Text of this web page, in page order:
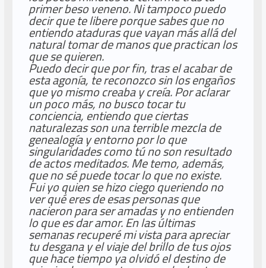
primer beso veneno. Ni tampoco puedo
decir que te libere porque sabes que no
entiendo ataduras que vayan más allá del
natural tomar de manos que practican los
que se quieren.
Puedo decir que por fin, tras el acabar de
esta agonía, te reconozco sin los engaños
que yo mismo creaba y creía. Por aclarar
un poco más, no busco tocar tu
conciencia, entiendo que ciertas
naturalezas son una terrible mezcla de
genealogía y entorno por lo que
singularidades como tú no son resultado
de actos meditados. Me temo, además,
que no sé puede tocar lo que no existe.
Fui yo quien se hizo ciego queriendo no
ver qué eres de esas personas que
nacieron para ser amadas y no entienden
lo que es dar amor. En las últimas
semanas recuperé mi vista para apreciar
tu desgana y el viaje del brillo de tus ojos
que hace tiempo ya olvidó el destino de